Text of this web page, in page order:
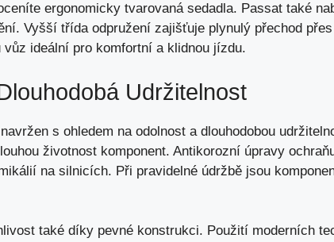
ergonomicky tvarovaná sedadla. Passat také
Vyšší třída odpružení zajišťuje plynulý přechod
ideální pro komfortní a klidnou jízdu.
Udržitelnost
s ohledem na odolnost a dlouhodobou
životnost komponent. Antikorozní úpravy
na silnicích. Při pravidelné údržbě jsou
také díky pevné konstrukci. Použití moderních